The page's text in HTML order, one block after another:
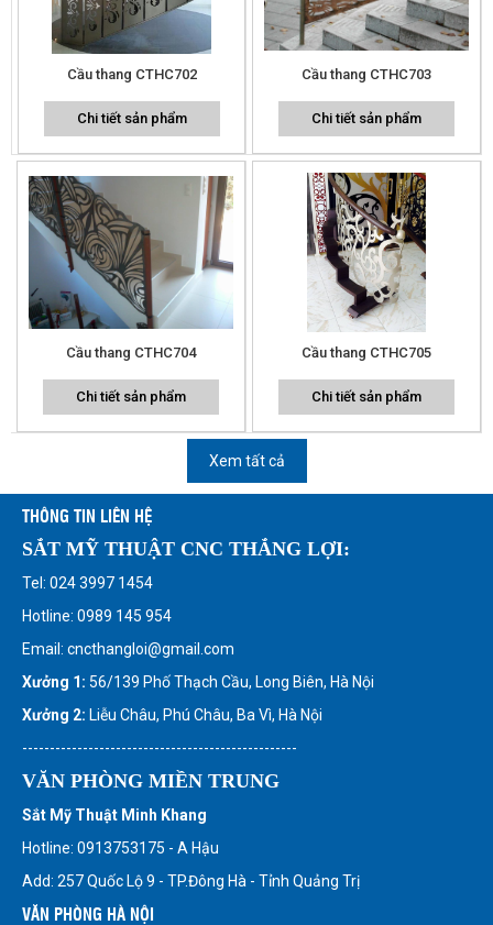
Cầu thang CTHC702
Chi tiết sản phẩm
Cầu thang CTHC703
Chi tiết sản phẩm
Cầu thang CTHC704
Chi tiết sản phẩm
Cầu thang CTHC705
Chi tiết sản phẩm
Xem tất cả
THÔNG TIN LIÊN HỆ
SẮT MỸ THUẬT CNC THẮNG LỢI:
Tel: 024 3997 1454
Hotline: 0989 145 954
Email: cncthangloi@gmail.com
Xưởng 1: 56/139 Phố Thạch Cầu, Long Biên, Hà Nội
Xưởng 2: Liễu Châu, Phú Châu, Ba Vì, Hà Nội
--------------------------------------------------
VĂN PHÒNG MIỀN TRUNG
Sắt Mỹ Thuật Minh Khang
Hotline: 0913753175 - A Hậu
Add: 257 Quốc Lộ 9 - TP.Đông Hà - Tỉnh Quảng Trị
VĂN PHÒNG HÀ NỘI